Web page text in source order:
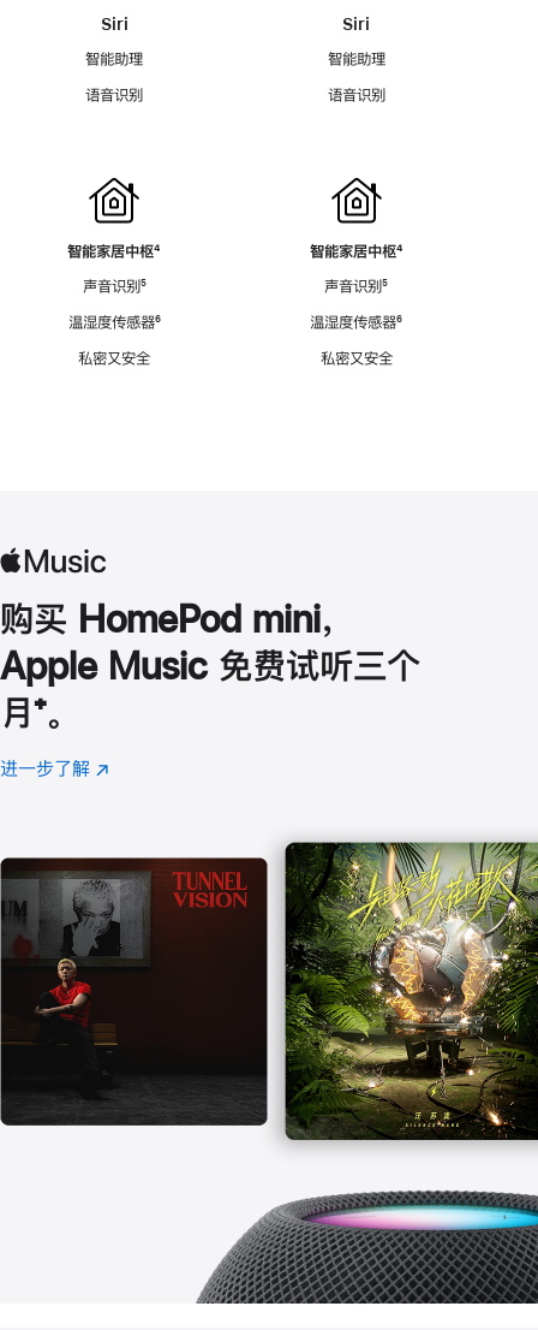
Siri
智能助理
语音识别
智能家居中枢脚
⁴
声音识别脚
⁵
温湿度传感器脚
⁶
私密又安全
Siri
智能助理
语音识别
智能家居中枢脚
⁴
声音识别脚
⁵
温湿度传感器脚
⁶
私密又安全
购买 HomePod mini，
Apple Music 免费试听三个
月 脚
注
⁺。
进一步了解 Apple
(在
口
中
打
开)